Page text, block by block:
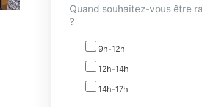
Quand souhaitez-vous être
?
9h-12h
12h-14h
14h-17h